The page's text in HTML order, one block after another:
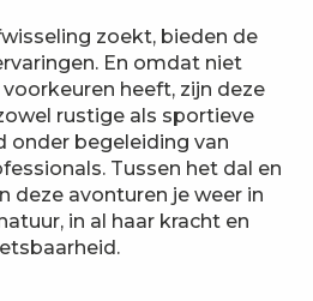
zoekt, bieden de
En omdat niet
heeft, zijn deze
rustige als sportieve
onder begeleiding van
Tussen het dal en
deze avonturen je weer in
in al haar kracht en